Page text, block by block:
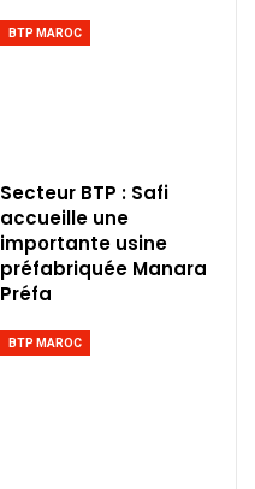
BTP MAROC
Secteur BTP : Safi
accueille une
importante usine
préfabriquée Manara
Préfa
BTP MAROC